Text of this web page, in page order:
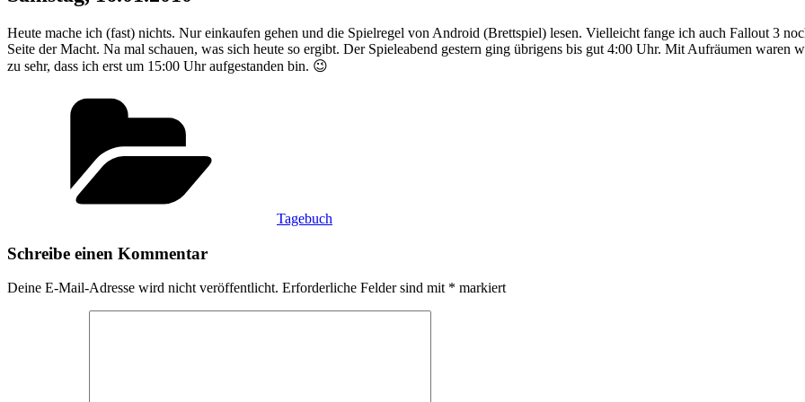
Heute mache ich (fast) nichts. Nur einkaufen gehen und die Spielregel von Android (Brettspiel) lesen. Vielleicht fange ich auch Fallout 3
Seite der Macht. Na mal schauen, was sich heute so ergibt. Der Spieleabend gestern ging übrigens bis gut 4:00 Uhr. Mit Aufräumen
zu sehr, dass ich erst um 15:00 Uhr aufgestanden bin. 😉
Tagebuch
Schreibe einen Kommentar
Deine E-Mail-Adresse wird nicht veröffentlicht. Erforderliche Felder sind mit * markiert